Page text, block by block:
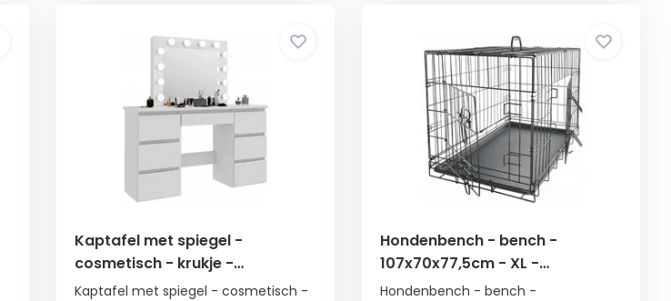
Kaptafel met spiegel -
cosmetisch - krukje -
80x40x140cm
Kaptafel met spiegel - cosmetisch -
Hondenbench - bench -
107x70x77,5cm - XL -
opvouwbaar - zwart
Hondenbench - bench -